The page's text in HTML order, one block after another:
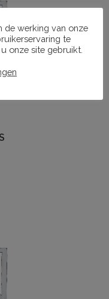
de werking van onze
te
onze site gebruikt.